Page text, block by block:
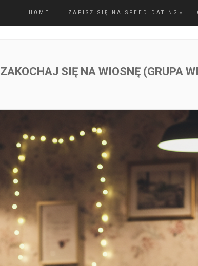
HOME ZAPISZ SIĘ NA SPEED DATING
ZAKOCHAJ SIĘ NA WIOSNĘ (GRUPA